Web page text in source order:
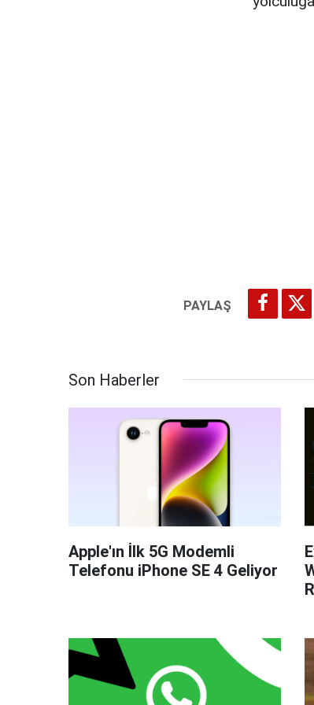
Son Haberler
Apple'ın İlk 5G Modemli
Telefonu iPhone SE 4 Geliyor